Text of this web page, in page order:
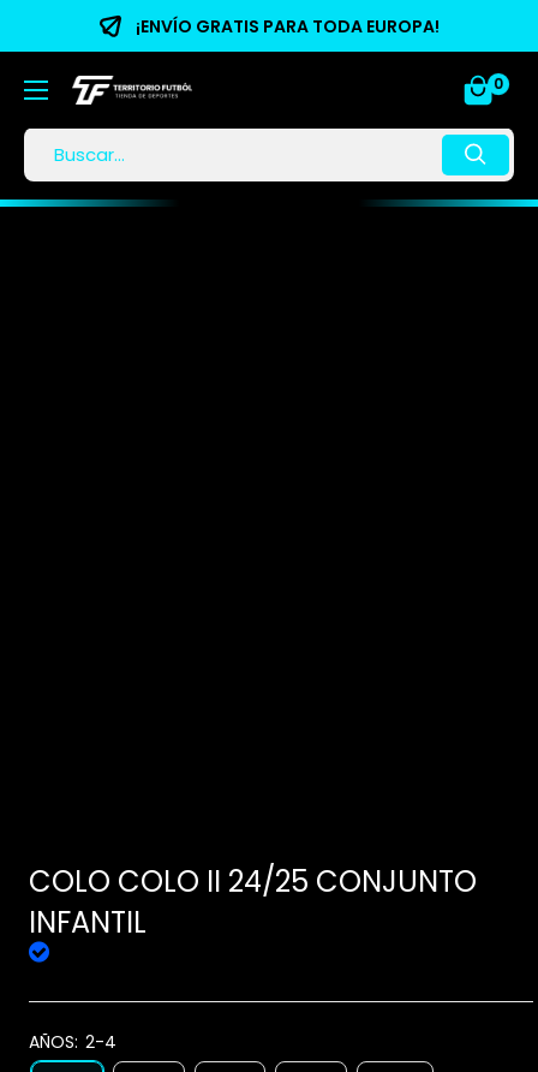
¡ENVÍO GRATIS PARA TODA EUROPA!
0
COLO COLO II 24/25 CONJUNTO
INFANTIL
AÑOS: 2-4